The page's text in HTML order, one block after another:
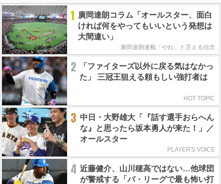
1 廣岡達朗コラム「オールスター、面白
ければ何をやってもいいという発想は
大間違い」
廣岡達朗連載「やれ」と言える信念
2
「ファイターズ以外に戻る気はなかっ
た」 三冠王狙える頼もしい強打者は
HOT TOPIC
3 中日・大野雄大「『話す選手おらへん
な』と思ったら坂本勇人が来た！」／
オールスター
PLAYER'S VOICE
4 近藤健介、山川穂高ではない…他球団
が警戒する「パ・リーグで最も怖い打